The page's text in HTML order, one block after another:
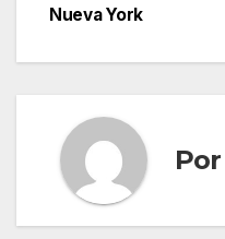
Nueva York
Por